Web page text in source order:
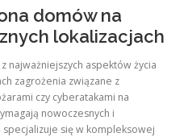
domów na
lokalizacjach
najważniejszych aspektów życia
zagrożenia związane z
czy cyberatakami na
nowoczesnych i
specjalizuje się w kompleksowej